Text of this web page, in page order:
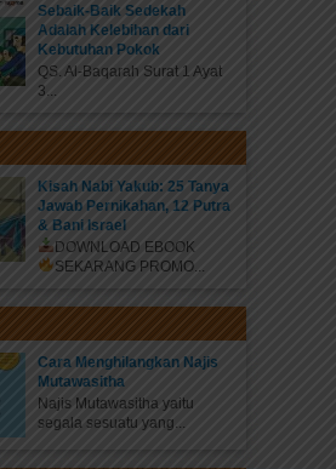
Sebaik-Baik Sedekah
Adalah Kelebihan dari
Kebutuhan Pokok
QS. Al-Baqarah Surat 1 Ayat
3...
Kisah Nabi Yakub: 25 Tanya
Jawab Pernikahan, 12 Putra
& Bani Israel
DOWNLOAD EBOOK
SEKARANG PROMO...
Cara Menghilangkan Najis
Mutawasitha
Najis Mutawasitha yaitu
segala sesuatu yang...